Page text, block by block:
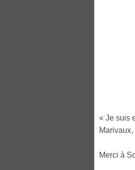
« Je suis
Marivaux,
Merci à